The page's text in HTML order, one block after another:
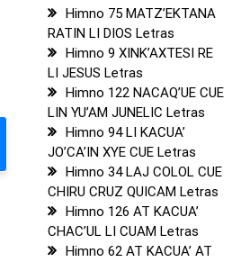
Himno 75 MATZ’EKTANA
RATIN LI DIOS Letras
Himno 9 XINK’AXTESI RE
LI JESUS Letras
Himno 122 NACAQ’UE CUE
LIN YU’AM JUNELIC Letras
Himno 94 LI KACUA’
JO’CA’IN XYE CUE Letras
Himno 34 LAJ COLOL CUE
CHIRU CRUZ QUICAM Letras
Himno 126 AT KACUA’
CHAC’UL LI CUAM Letras
Himno 62 AT KACUA’ AT